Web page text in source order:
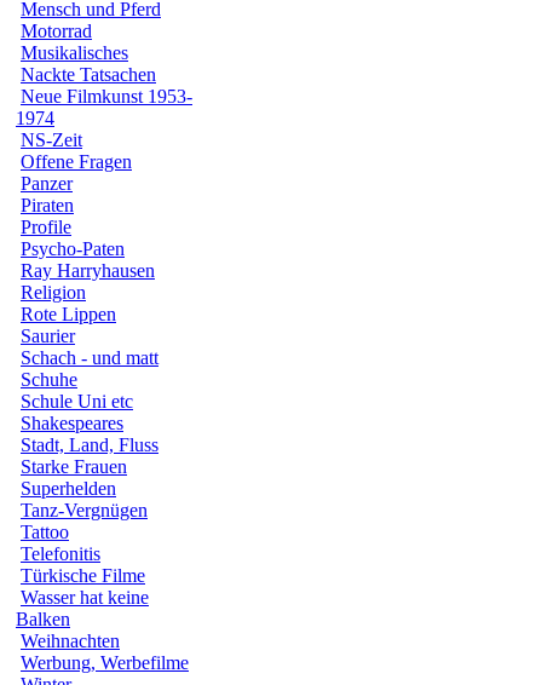
Mensch und Pferd
Motorrad
Musikalisches
Nackte Tatsachen
Neue Filmkunst 1953-
1974
NS-Zeit
Offene Fragen
Panzer
Piraten
Profile
Psycho-Paten
Ray Harryhausen
Religion
Rote Lippen
Saurier
Schach - und matt
Schuhe
Schule Uni etc
Shakespeares
Stadt, Land, Fluss
Starke Frauen
Superhelden
Tanz-Vergnügen
Tattoo
Telefonitis
Türkische Filme
Wasser hat keine
Balken
Weihnachten
Werbung, Werbefilme